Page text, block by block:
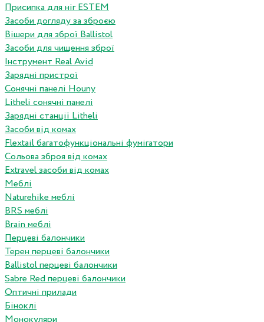
Присипка для ніг ESTEM
Засоби догляду за зброєю
Вішери для зброї Ballistol
Засоби для чищення зброї
Інструмент Real Avid
Зарядні пристрої
Сонячні панелі Houny
Litheli сонячні панелі
Зарядні станції Litheli
Засоби від комах
Flextail багатофункціональні фумігатори
Сольова зброя від комах
Extravel засоби від комах
Меблі
Naturehike меблі
BRS меблі
Brain меблі
Перцеві балончики
Терен перцеві балончики
Ballistol перцеві балончики
Sabre Red перцеві балончики
Оптичні прилади
Біноклі